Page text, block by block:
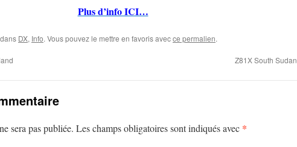
Plus d’info ICI…
DX, Info. Vous pouvez le mettre en favoris avecce permalien.
Z81X South Sudan
sera pas publiée. Les champs obligatoires sont indiqués avec *